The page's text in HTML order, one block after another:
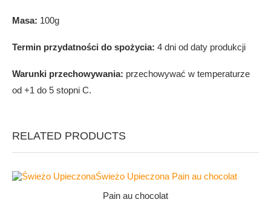
Masa: 100g
Termin przydatności do spożycia: 4 dni od daty produkcji
Warunki przechowywania: przechowywać w temperaturze
od +1 do 5 stopni C.
RELATED PRODUCTS
Pain au chocolat